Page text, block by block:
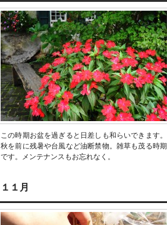
この時期お盆を過ぎると日差しも和らいできます。
秋を前に残暑や台風など油断禁物。雑草も茂る時期
です。メンテナンスもお忘れなく。
１１月